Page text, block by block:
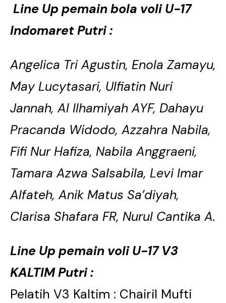
Line Up pemain bola voli U-17
Indomaret Putri :
Angelica Tri Agustin, Enola Zamayu,
May Lucytasari, Ulfiatin Nuri
Jannah, Al Ilhamiyah AYF, Dahayu
Pracanda Widodo, Azzahra Nabila,
Fifi Nur Hafiza, Nabila Anggraeni,
Tamara Azwa Salsabila, Levi Imar
Alfateh, Anik Matus Sa’diyah,
Clarisa Shafara FR, Nurul Cantika A.
Line Up pemain voli U-17 V3
KALTIM Putri :
Pelatih V3 Kaltim : Chairil Mufti